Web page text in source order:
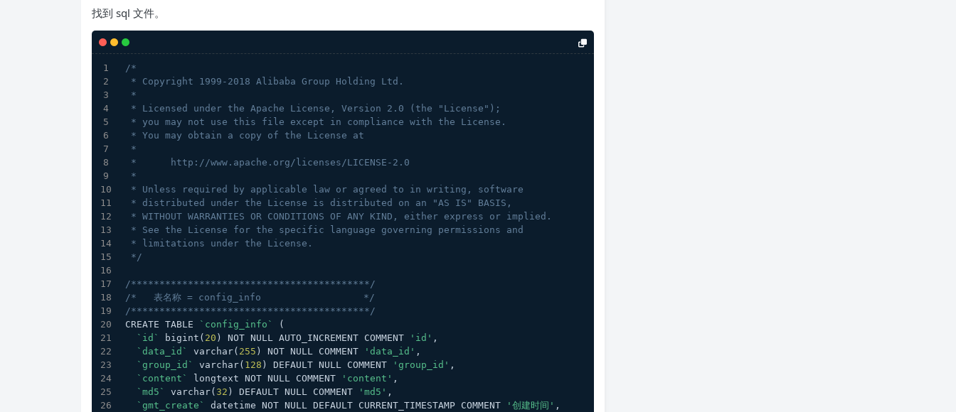
找到 sql 文件。
/*
* Copyright 1999-2018 Alibaba Group Holding Ltd.
*
* Licensed under the Apache License, Version 2.0 (the "License");
* you may not use this file except in compliance with the License.
* You may obtain a copy of the License at
*
*      http://www.apache.org/licenses/LICENSE-2.0
*
* Unless required by applicable law or agreed to in writing, software
* distributed under the License is distributed on an "AS IS" BASIS,
* WITHOUT WARRANTIES OR CONDITIONS OF ANY KIND, either express or implied.
* See the License for the specific language governing permissions and
* limitations under the License.
*/
/******************************************/
/*   表名称 = config_info                  */
/******************************************/
CREATE TABLE
`config_info`
(
`id`
bigint( 20 ) NOT NULL AUTO_INCREMENT COMMENT 'id' ,
`data_id`
varchar( 255 ) NOT NULL COMMENT 'data_id' ,
`group_id`
varchar( 128 ) DEFAULT NULL COMMENT 'group_id' ,
`content`
longtext NOT NULL COMMENT 'content' ,
`md5`
varchar( 32 ) DEFAULT NULL COMMENT 'md5' ,
`gmt_create`
datetime NOT NULL DEFAULT CURRENT_TIMESTAMP COMMENT '创建时间' ,